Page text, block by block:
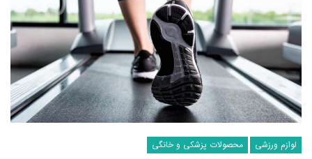
لوازم ورزشی محصولات پزشکی و خانگی